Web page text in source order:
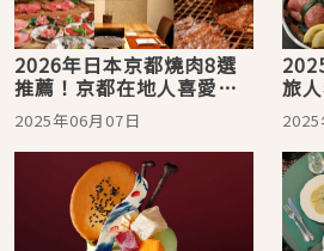
2026年日本京都燒肉8選
推薦！京都在地人喜愛的
和牛美味
2025年06月07日
旅
必